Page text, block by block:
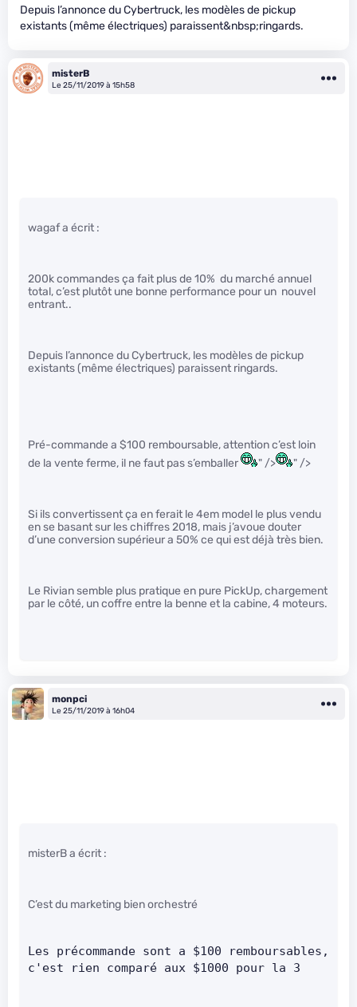
Depuis l’annonce du Cybertruck, les modèles de pickup
existants (même électriques) paraissent&nbsp;ringards.
misterB
Le 25/11/2019 à 15h58
wagaf a écrit :
200k commandes ça fait plus de 10% du marché annuel
total, c’est plutôt une bonne performance pour un nouvel
entrant..
Depuis l’annonce du Cybertruck, les modèles de pickup
existants (même électriques) paraissent ringards.
Pré-commande a $100 remboursable, attention c’est loin
de la vente ferme, il ne faut pas s’emballer
" /> " />
Si ils convertissent ça en ferait le 4em model le plus vendu
en se basant sur les chiffres 2018, mais j’avoue douter
d’une conversion supérieur a 50% ce qui est déjà très bien.
Le Rivian semble plus pratique en pure PickUp, chargement
par le côté, un coffre entre la benne et la cabine, 4 moteurs.
monpci
Le 25/11/2019 à 16h04
misterB a écrit :
C’est du marketing bien orchestré
Les précommande sont a $100 remboursables,